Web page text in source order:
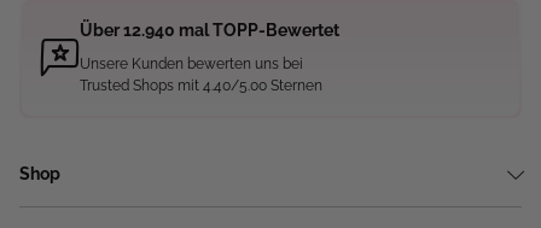
Über 12.940 mal TOPP-Bewertet
Unsere Kunden bewerten uns bei
Trusted Shops mit 4.40/5.00 Sternen
Shop